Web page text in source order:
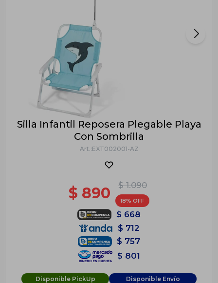
Silla Infantil Reposera Plegable Playa
Con Sombrilla
EXT002001-AZ
$ 1.090
$ 890 18
$ 668
$ 712
$ 757
$ 801
Disponible PickUp Disponible Envío